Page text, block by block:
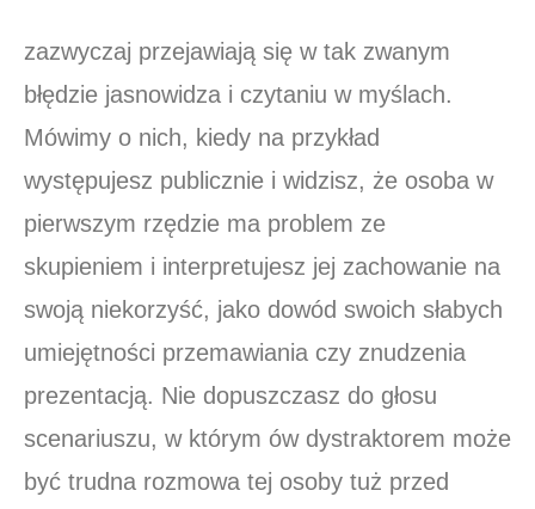
zazwyczaj przejawiają się w tak zwanym
błędzie jasnowidza i czytaniu w myślach.
Mówimy o nich, kiedy na przykład
występujesz publicznie i widzisz, że osoba w
pierwszym rzędzie ma problem ze
skupieniem i interpretujesz jej zachowanie na
swoją niekorzyść, jako dowód swoich słabych
umiejętności przemawiania czy znudzenia
prezentacją. Nie dopuszczasz do głosu
scenariuszu, w którym ów dystraktorem może
być trudna rozmowa tej osoby tuż przed